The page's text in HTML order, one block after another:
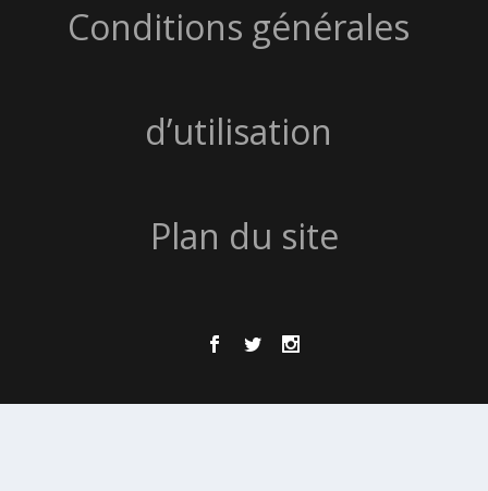
Conditions générales
d’utilisation
Plan du site